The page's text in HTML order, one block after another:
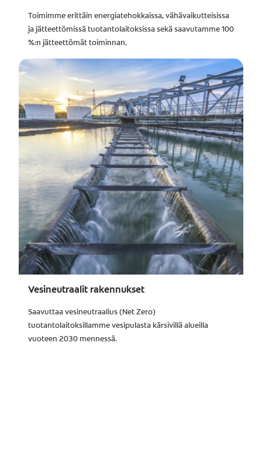
Toimimme erittäin energiatehokkaissa, vähävaikutteisissa
ja jätteettömissä tuotantolaitoksissa sekä saavutamme 100
%:n jätteettömät toiminnan.
Vesineutraalit rakennukset
Saavuttaa vesineutraalius (Net Zero)
tuotantolaitoksillamme vesipulasta kärsivillä alueilla
vuoteen 2030 mennessä.